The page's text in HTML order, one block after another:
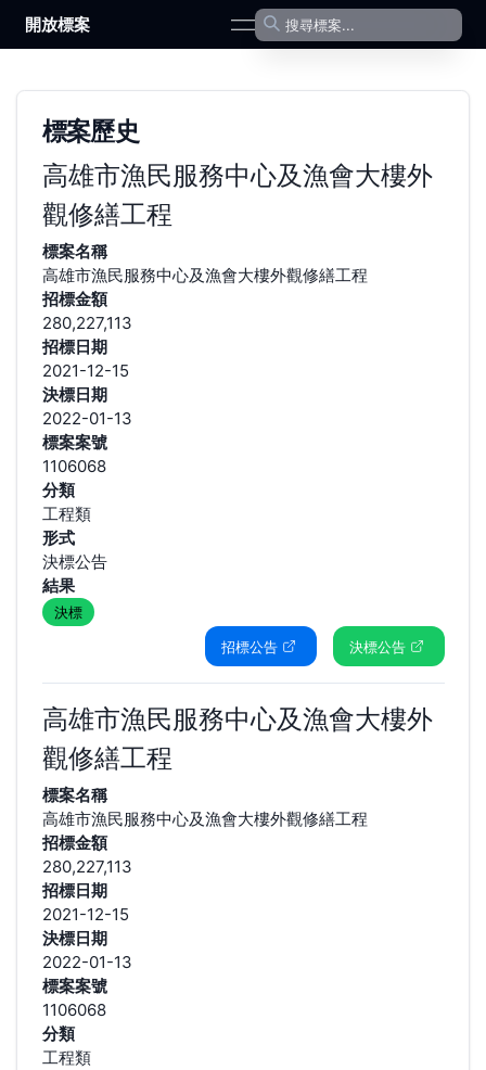
開放標案 open navigation menu
標案歷史
高雄市漁民服務中心及漁會大樓外
觀修繕工程
標案名稱
高雄市漁民服務中心及漁會大樓外觀修繕工程
招標金額
280,227,113
招標日期
2021-12-15
決標日期
2022-01-13
標案案號
1106068
分類
工程類
形式
決標公告
結果
決標
招標公告
決標公告
高雄市漁民服務中心及漁會大樓外
觀修繕工程
標案名稱
高雄市漁民服務中心及漁會大樓外觀修繕工程
招標金額
280,227,113
招標日期
2021-12-15
決標日期
2022-01-13
標案案號
1106068
分類
工程類